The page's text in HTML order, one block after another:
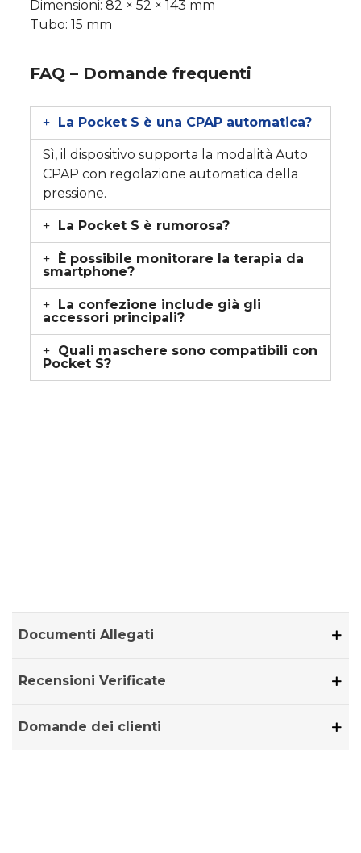
Dimensioni: 82 × 52 × 143 mm
Tubo: 15 mm
FAQ – Domande frequenti
La Pocket S è una CPAP automatica?
Sì, il dispositivo supporta la modalità Auto
CPAP con regolazione automatica della
pressione.
La Pocket S è rumorosa?
È possibile monitorare la terapia da
smartphone?
La confezione include già gli
accessori principali?
Quali maschere sono compatibili con
Pocket S?
Documenti Allegati
Recensioni Verificate
Domande dei clienti